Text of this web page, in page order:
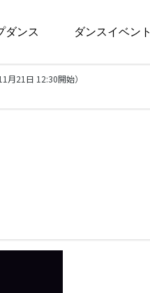
ダンス ダンスイベント
月21日 12:30開始）